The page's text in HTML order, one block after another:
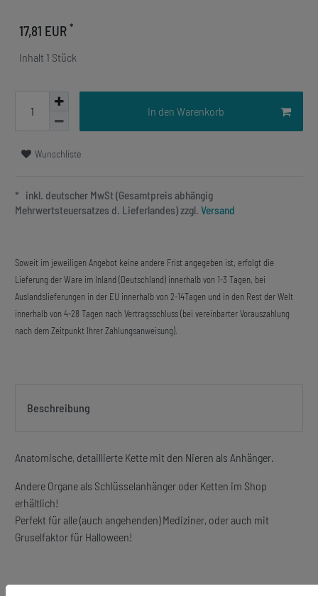
17,81 EUR *
Inhalt 1 Stück
In den Warenkorb
Wunschliste
* inkl. deutscher MwSt (Gesamtpreis abhängig
Mehrwertsteuersatzes d. Lieferlandes) zzgl. Versand
Soweit im jeweiligen Angebot keine andere Frist angegeben ist, erfolgt die
Lieferung der Ware im Inland (Deutschland) innerhalb von 1-3 Tagen, bei
Auslandslieferungen in der EU innerhalb von 2-14Tagen und in den Rest der Welt
innerhalb von 4-28 Tagen nach Vertragsschluss (bei vereinbarter Vorauszahlung
nach dem Zeitpunkt Ihrer Zahlungsanweisung).
Beschreibung
Anatomische, detaillierte Kette mit den Nieren als Anhänger.
Andere Organe als Schlüsselanhänger oder Ketten im Shop
erhältlich!
Perfekt für alle (auch angehenden) Mediziner, oder auch mit
Gruselfaktor für Halloween!